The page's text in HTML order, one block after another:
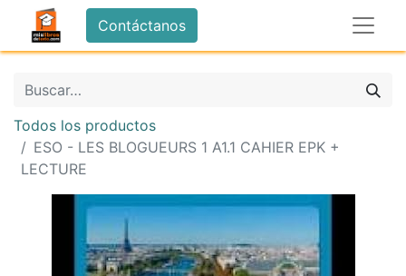
Contáctanos
Todos los productos
ESO - LES BLOGUEURS 1 A1.1 CAHIER EPK +
LECTURE